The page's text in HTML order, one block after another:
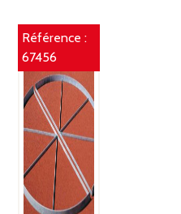
Référence :
67456